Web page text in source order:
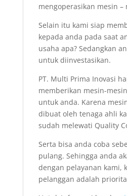
mengoperasikan mesin –
Selain itu kami siap
kepada anda pada saat
usaha apa? Sedangkan
untuk diinvestasikan.
PT. Multi Prima Inovasi
memberikan mesin-
untuk anda. Karena
dibuat oleh tenaga ahli
sudah melewati Quality
Serta bisa anda coba
pulang. Sehingga anda
dengan pelayanan kami,
pelanggan adalah